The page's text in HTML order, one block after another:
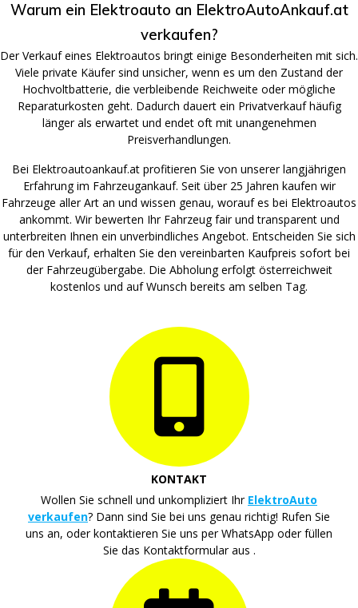
Warum ein Elektroauto an ElektroAutoAnkauf.at
verkaufen?
Der Verkauf eines Elektroautos bringt einige Besonderheiten mit sich.
Viele private Käufer sind unsicher, wenn es um den Zustand der
Hochvoltbatterie, die verbleibende Reichweite oder mögliche
Reparaturkosten geht. Dadurch dauert ein Privatverkauf häufig
länger als erwartet und endet oft mit unangenehmen
Preisverhandlungen.
Bei Elektroautoankauf.at profitieren Sie von unserer langjährigen
Erfahrung im Fahrzeugankauf. Seit über 25 Jahren kaufen wir
Fahrzeuge aller Art an und wissen genau, worauf es bei Elektroautos
ankommt. Wir bewerten Ihr Fahrzeug fair und transparent und
unterbreiten Ihnen ein unverbindliches Angebot. Entscheiden Sie sich
für den Verkauf, erhalten Sie den vereinbarten Kaufpreis sofort bei
der Fahrzeugübergabe. Die Abholung erfolgt österreichweit
kostenlos und auf Wunsch bereits am selben Tag.
KONTAKT
Wollen Sie schnell und unkompliziert Ihr ElektroAuto
verkaufen? Dann sind Sie bei uns genau richtig! Rufen Sie
uns an, oder kontaktieren Sie uns per WhatsApp oder füllen
Sie das Kontaktformular aus .